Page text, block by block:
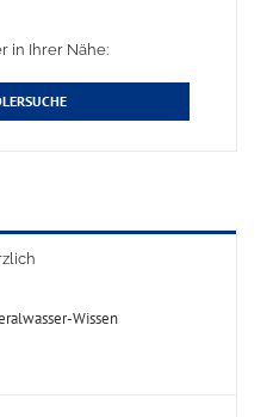
in Ihrer Nähe:
Wissen